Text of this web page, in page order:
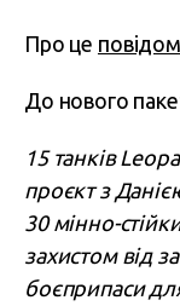
Про це
До нового
15 танків
проєкт з
30 мінно-
захистом від
боєприпаси